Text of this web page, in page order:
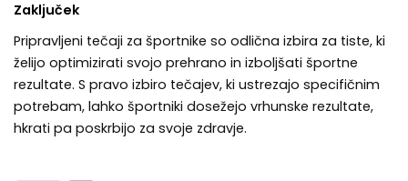
Zaključek
Pripravljeni tečaji za športnike so odlična izbira za tiste, ki
želijo optimizirati svojo prehrano in izboljšati športne
rezultate. S pravo izbiro tečajev, ki ustrezajo specifičnim
potrebam, lahko športniki dosežejo vrhunske rezultate,
hkrati pa poskrbijo za svoje zdravje.